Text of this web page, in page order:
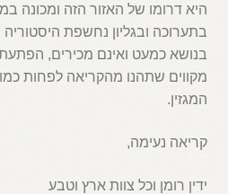
היא דרומו של האזור הזה ומכונה
בתערוכה ובגליון נחשפת
בנושא כמעט ואינם מכירים, הפתעת
מקווים שתהנו מהקריאה לפחות
המגזין.
קריאה נעימה,
ידין רומן וכל צוות ארץ וטבע